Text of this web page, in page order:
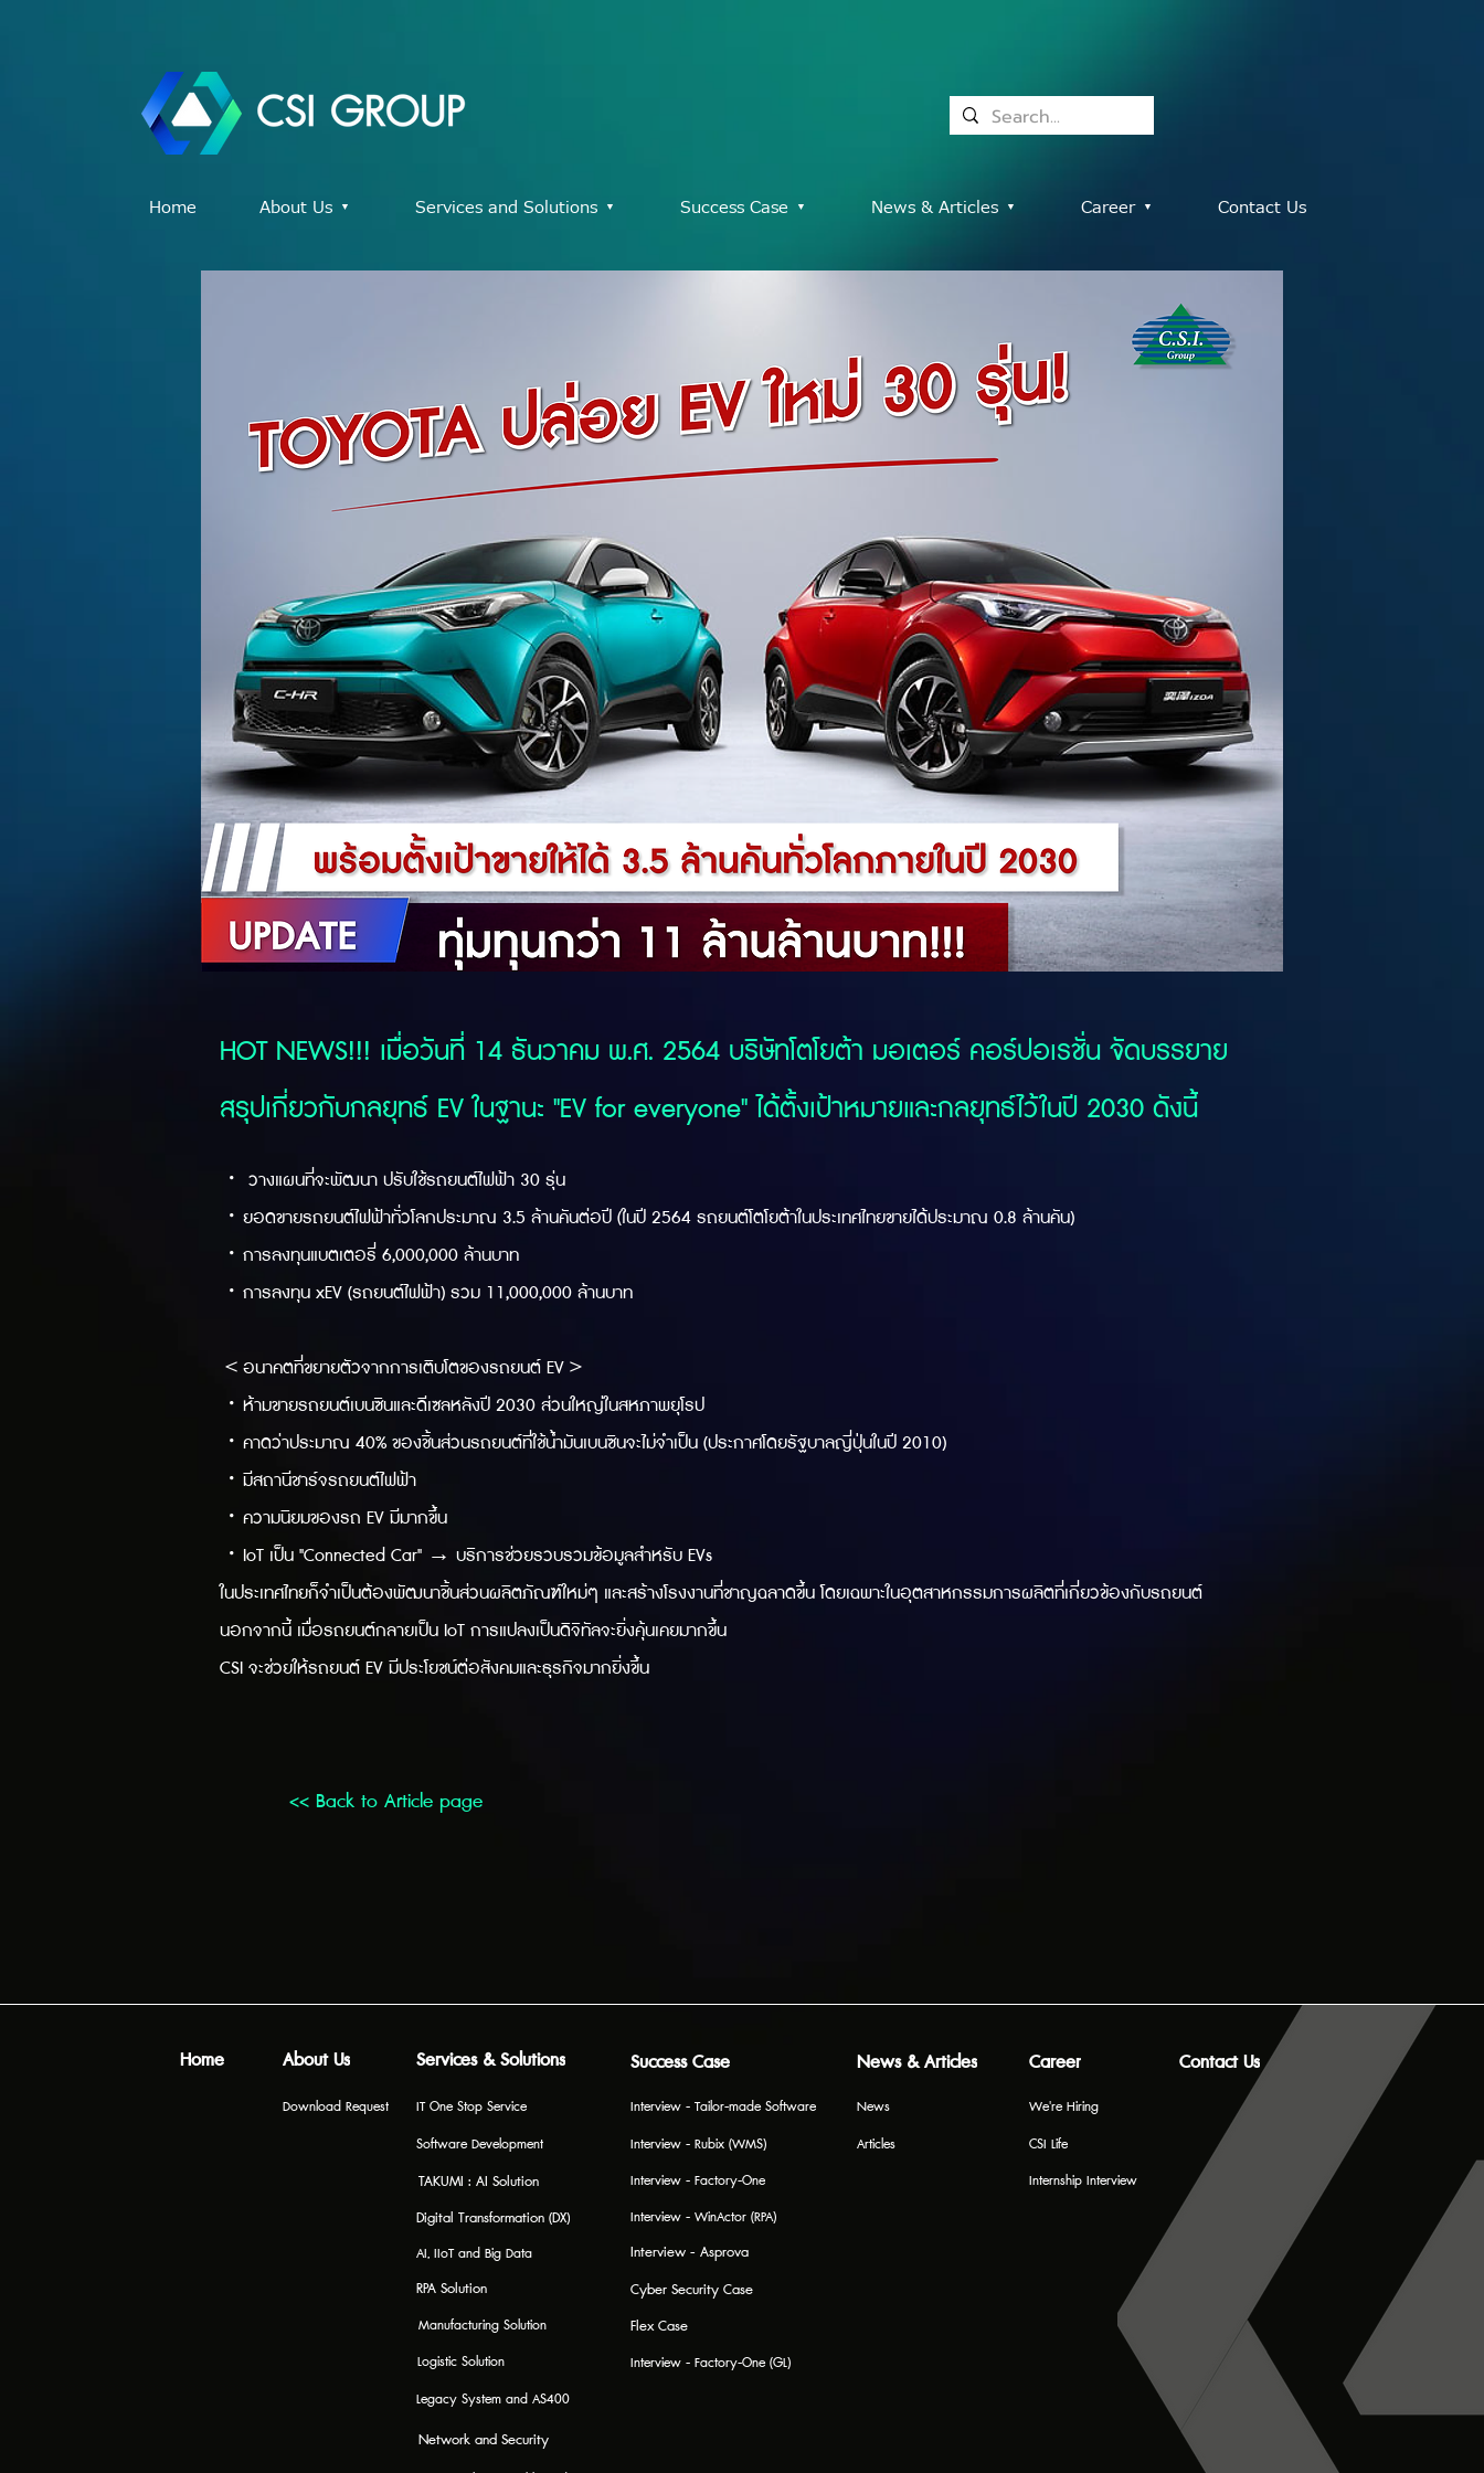
Home About Us ▾ Services and Solutions ▾ Success Case ▾ News & Articles ▾ Career ▾ Contact Us
HOT NEWS!!! เมื่อวันที่ 14 ธันวาคม พ.ศ. 2564 บริษัทโตโยต้า มอเตอร์ คอร์ปอเรชั่น จัดบรรยาย
สรุปเกี่ยวกับกลยุทธ์ EV ในฐานะ "EV for everyone" ได้ตั้งเป้าหมายและกลยุทธ์ไว้ในปี 2030 ดังนี้
・ วางแผนที่จะพัฒนา ปรับใช้รถยนต์ไฟฟ้า 30 รุ่น
・ยอดขายรถยนต์ไฟฟ้าทั่วโลกประมาณ 3.5 ล้านคันต่อปี (ในปี 2564 รถยนต์โตโยต้าในประเทศไทยขายได้ประมาณ 0.8 ล้านคัน)
・การลงทุนแบตเตอรี่ 6,000,000 ล้านบาท
・การลงทุน xEV (รถยนต์ไฟฟ้า) รวม 11,000,000 ล้านบาท
＜อนาคตที่ขยายตัวจากการเติบโตของรถยนต์ EV＞
・ห้ามขายรถยนต์เบนซินและดีเซลหลังปี 2030 ส่วนใหญ่ในสหภาพยุโรป
・คาดว่าประมาณ 40% ของชิ้นส่วนรถยนต์ที่ใช้น้ำมันเบนซินจะไม่จำเป็น (ประกาศโดยรัฐบาลญี่ปุ่นในปี 2010)
・มีสถานีชาร์จรถยนต์ไฟฟ้า
・ความนิยมของรถ EV มีมากขึ้น
・IoT เป็น "Connected Car" → บริการช่วยรวบรวมข้อมูลสำหรับ EVs
ในประเทศไทยก็จำเป็นต้องพัฒนาชิ้นส่วนผลิตภัณฑ์ใหม่ๆ และสร้างโรงงานที่ชาญฉลาดขึ้น โดยเฉพาะในอุตสาหกรรมการผลิตที่เกี่ยวข้องกับรถยนต์
นอกจากนี้ เมื่อรถยนต์กลายเป็น IoT การแปลงเป็นดิจิทัลจะยิ่งคุ้นเคยมากขึ้น
CSI จะช่วยให้รถยนต์ EV มีประโยชน์ต่อสังคมและธุรกิจมากยิ่งขึ้น
<< Back to Article page
Home About Us
Download Request
Services & Solutions
IT One Stop Service
Software Development
Digital Transformation (DX)
AI, IIoT and Big Data
RPA Solution
Manufacturing Solution
Logistic Solution
Success Case
Interview - Tailor-made Software
Interview - Rubix (WMS)
Interview - Factory-One
Interview - WinActor (RPA)
Interview - Asprova
Cyber Security Case
Flex Case
Interview - Factory-One (GL)
Legacy System and AS400
Network and Security
News & Articles
News
Articles
Internship Interview
We're Hiring
CSI Life
Career Contact Us
TAKUMI : AI Solution